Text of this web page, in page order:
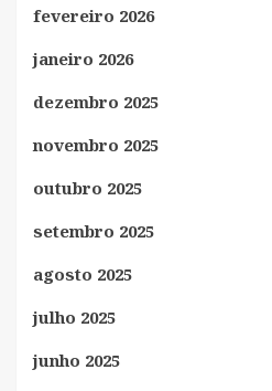
fevereiro 2026
janeiro 2026
dezembro 2025
novembro 2025
outubro 2025
setembro 2025
agosto 2025
julho 2025
junho 2025